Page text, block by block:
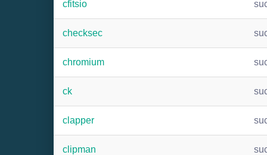
cfitsio
checksec
chromium
ck
clapper
clipman